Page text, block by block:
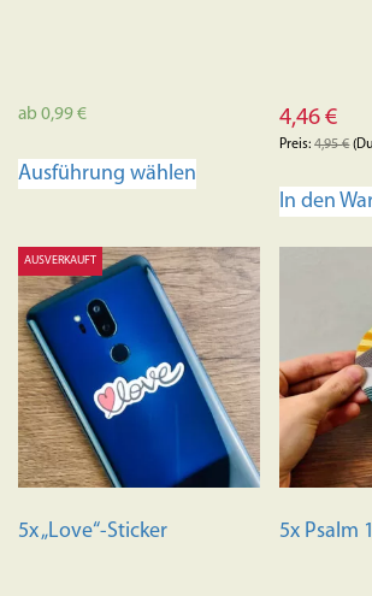
ab 0,99€
Ausführung wählen
Varianten
auf.
Die
Optionen
können
auf
der
Produktseite
4,46€
Preis:4,95€
In den
AUSVERKAUFT
5x „Love“-Sticker 5x Psalm